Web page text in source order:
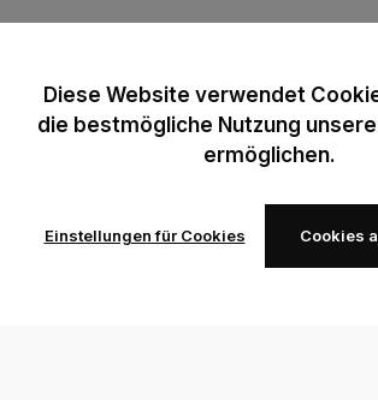
Diese Website verwendet
die bestmögliche Nutzung
ermöglichen.
Einstellungen für Cookies Cookies